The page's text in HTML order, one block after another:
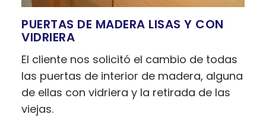
PUERTAS DE MADERA LISAS Y CON
VIDRIERA
El cliente nos solicitó el cambio de todas
las puertas de interior de madera, alguna
de ellas con vidriera y la retirada de las
viejas.